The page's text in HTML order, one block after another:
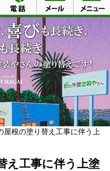
屋根の塗り替え工事に伴う上
え工事に伴う上塗